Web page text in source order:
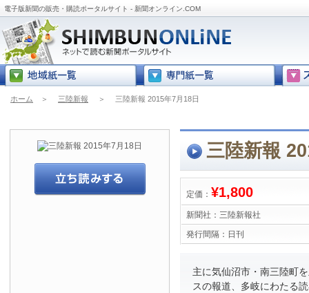
電子版新聞の販売・購読ポータルサイト - 新聞オンライン.COM
ホーム ＞ 三陸新報 ＞ 三陸新報 2015年7月18日
三陸新報
定価： ¥1,800
新聞社： 三陸新報社
発行間隔： 日刊
主に気仙沼市・南三陸町
スの報道、多岐にわたる